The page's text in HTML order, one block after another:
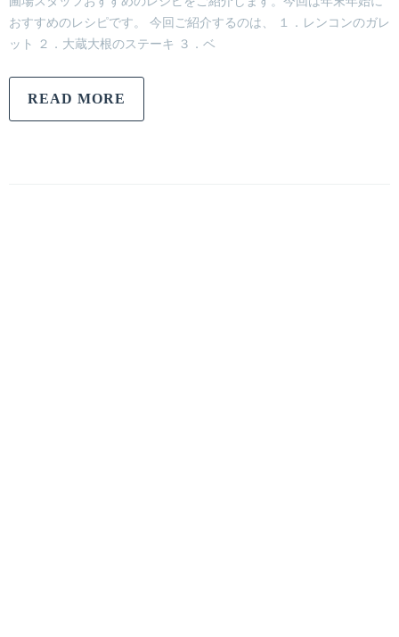
おすすめのレシピです。 今回ご紹介するのは、 １．レンコンのガレ
ット ２．大蔵大根のステーキ ３．ベ
READ MORE